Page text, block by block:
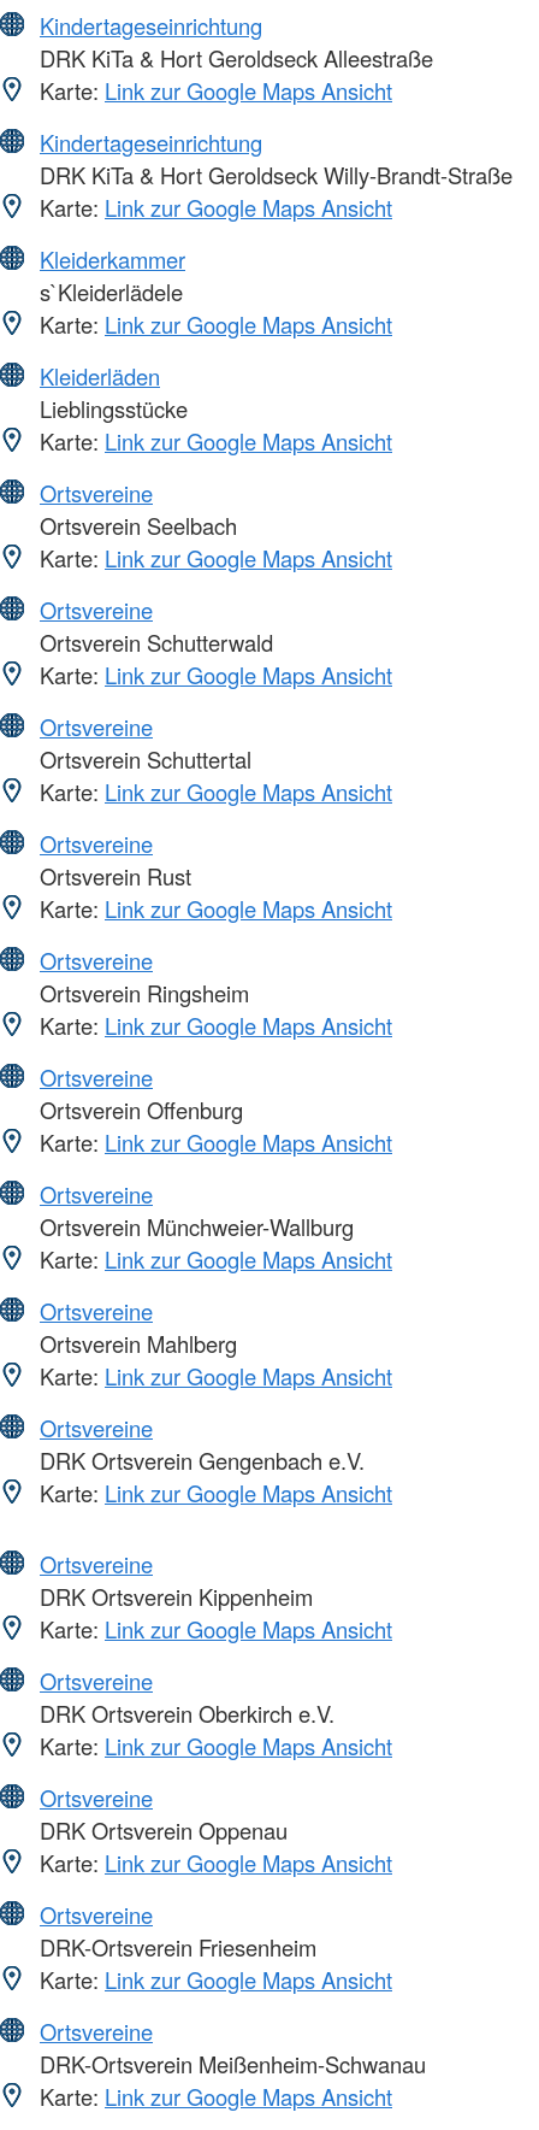
Kindertageseinrichtung
DRK KiTa & Hort Geroldseck Alleestraße
Karte: Link zur Google Maps Ansicht
Kindertageseinrichtung
DRK KiTa & Hort Geroldseck Willy-Brandt-Straße
Karte: Link zur Google Maps Ansicht
Kleiderkammer
s`Kleiderlädele
Karte: Link zur Google Maps Ansicht
Kleiderläden
Lieblingsstücke
Karte: Link zur Google Maps Ansicht
Ortsvereine
Ortsverein Seelbach
Karte: Link zur Google Maps Ansicht
Ortsvereine
Ortsverein Schutterwald
Karte: Link zur Google Maps Ansicht
Ortsvereine
Ortsverein Schuttertal
Karte: Link zur Google Maps Ansicht
Ortsvereine
Ortsverein Rust
Karte: Link zur Google Maps Ansicht
Ortsvereine
Ortsverein Ringsheim
Karte: Link zur Google Maps Ansicht
Ortsvereine
Ortsverein Offenburg
Karte: Link zur Google Maps Ansicht
Ortsvereine
Ortsverein Münchweier-Wallburg
Karte: Link zur Google Maps Ansicht
Ortsvereine
Ortsverein Mahlberg
Karte: Link zur Google Maps Ansicht
Ortsvereine
DRK Ortsverein Gengenbach e.V.
Karte: Link zur Google Maps Ansicht
Ortsvereine
DRK Ortsverein Kippenheim
Karte: Link zur Google Maps Ansicht
Ortsvereine
DRK Ortsverein Oberkirch e.V.
Karte: Link zur Google Maps Ansicht
Ortsvereine
DRK Ortsverein Oppenau
Karte: Link zur Google Maps Ansicht
Ortsvereine
DRK-Ortsverein Friesenheim
Karte: Link zur Google Maps Ansicht
Ortsvereine
DRK-Ortsverein Meißenheim-Schwanau
Karte: Link zur Google Maps Ansicht